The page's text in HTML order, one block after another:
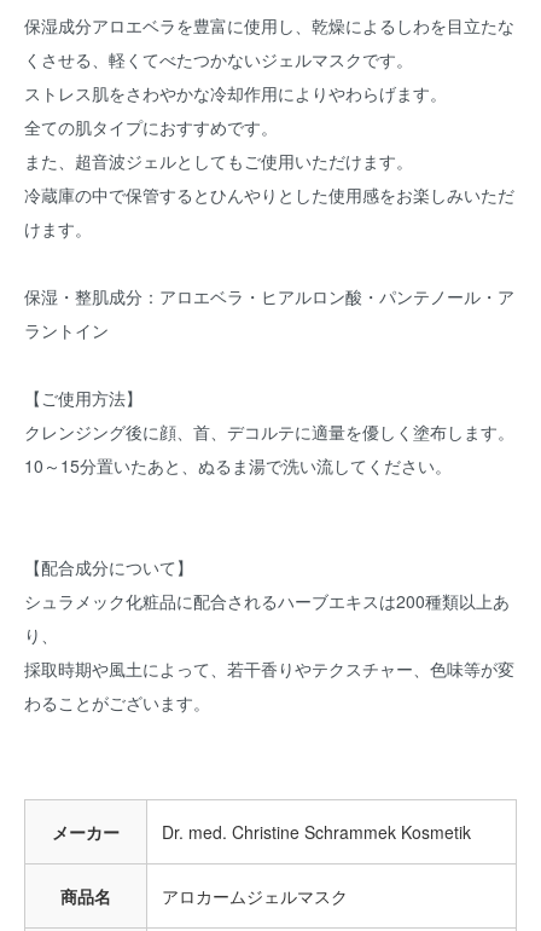
保湿成分アロエベラを豊富に使用し、乾燥によるしわを目立たな
くさせる、軽くてべたつかないジェルマスクです。
ストレス肌をさわやかな冷却作用によりやわらげます。
全ての肌タイプにおすすめです。
また、超音波ジェルとしてもご使用いただけます。
冷蔵庫の中で保管するとひんやりとした使用感をお楽しみいただ
けます。
保湿・整肌成分：アロエベラ・ヒアルロン酸・パンテノール・ア
ラントイン
【ご使用方法】
クレンジング後に顔、首、デコルテに適量を優しく塗布します。
10～15分置いたあと、ぬるま湯で洗い流してください。
【配合成分について】
シュラメック化粧品に配合されるハーブエキスは200種類以上あ
り、
採取時期や風土によって、若干香りやテクスチャー、色味等が変
わることがございます。
メーカー Dr. med. Christine Schrammek Kosmetik
商品名 アロカームジェルマスク